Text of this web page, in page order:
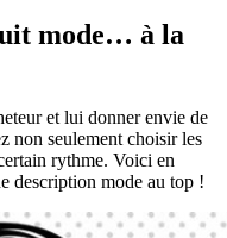
mode… à la
et lui donner envie de
non seulement choisir les
rythme. Voici en
description mode au top !